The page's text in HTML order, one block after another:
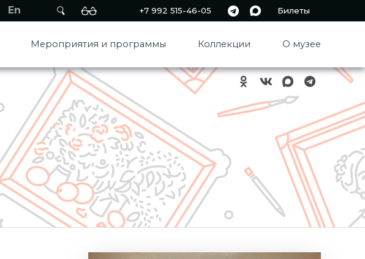
+7 992 515-46-05 Билеты
En
Мероприятия и программы Коллекции О музее